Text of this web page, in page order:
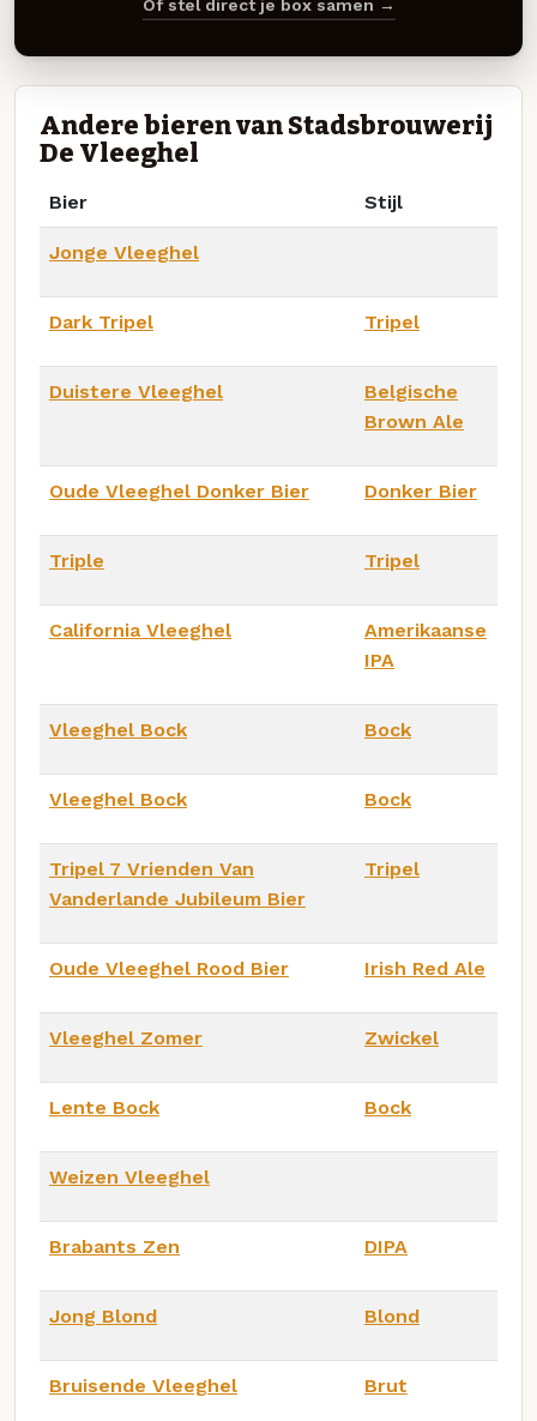
Of stel direct je box samen →
Andere bieren van Stadsbrouwerij
De Vleeghel
Bier Stijl
Jonge Vleeghel
Dark Tripel Tripel
Duistere Vleeghel
Belgische
Brown Ale
Oude Vleeghel Donker Bier Donker Bier
Triple Tripel
California Vleeghel
Amerikaanse
IPA
Vleeghel Bock Bock
Vleeghel Bock Bock
Tripel 7 Vrienden Van
Vanderlande Jubileum Bier
Tripel
Oude Vleeghel Rood Bier Irish Red Ale
Vleeghel Zomer Zwickel
Lente Bock Bock
Weizen Vleeghel
Brabants Zen DIPA
Jong Blond Blond
Bruisende Vleeghel Brut